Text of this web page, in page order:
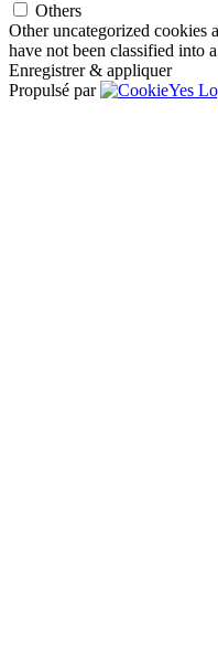
Others
Other uncategorized cookies
have not been classified into
Enregistrer & appliquer
Propulsé par